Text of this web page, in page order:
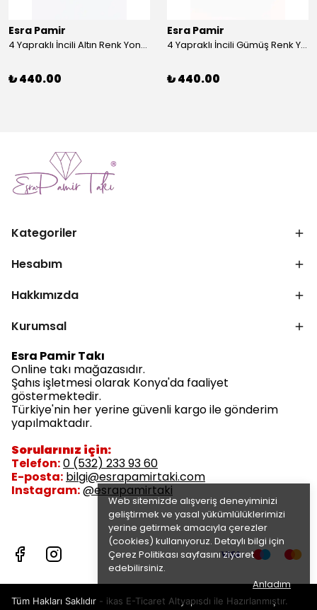
Web sitemizde alışveriş deneyiminizi
geliştirmek ve yasal yükümlülüklerimizi
yerine getirmek amacıyla çerezler
(cookies) kullanıyoruz. Detaylı bilgi için
Çerez Politikası sayfasını ziyaret
edebilirsiniz.
Anladım
Esra Pamir
4 Yapraklı İncili Altın Renk Yonca Broş
₺ 440.00
Esra Pamir
4 Yapraklı İncili Gümüş Renk Yonca Broş
₺ 440.00
Kategoriler
Hesabım
Hakkımızda
Kurumsal
Esra Pamir Takı
Online takı mağazasıdır.
Şahıs işletmesi olarak Konya'da faaliyet
göstermektedir.
Türkiye'nin her yerine güvenli kargo ile gönderim
yapılmaktadır.
Sorularınız için:
Telefon:0 (532) 233 93 60
E-posta: bilgi@esrapamirtaki.com
Instagram:@esrapamirtaki
Tüm Hakları Saklıdır - ikas E-Ticaret Altyapısdı ile Hazırlanmıştır.